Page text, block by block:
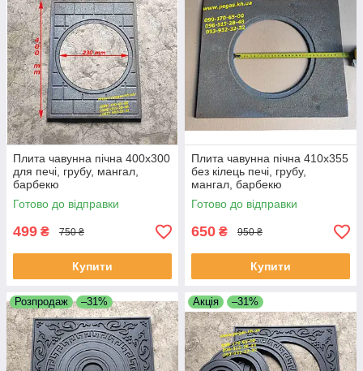
Плита чавунна пічна 400х300
для печі, грубу, мангал,
барбекю
Готово до відправки
499 ₴ 750 ₴
Купити
Плита чавунна пічна 410х355
без кілець печі, грубу,
мангал, барбекю
Готово до відправки
650 ₴ 950 ₴
Купити
Розпродаж –31% Акція –31%